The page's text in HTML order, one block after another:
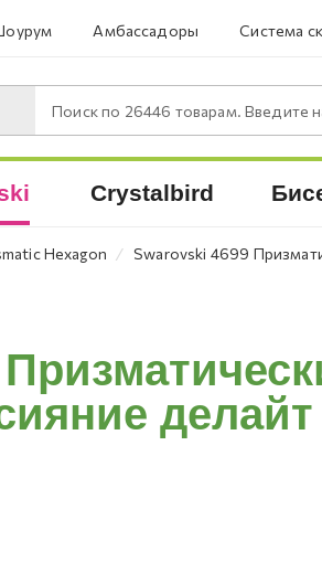
Амбассадоры Система
Поиск по 26446 товарам. Введите
Crystalbird
Hexagon ⁄ Swarovski 4699
делайт